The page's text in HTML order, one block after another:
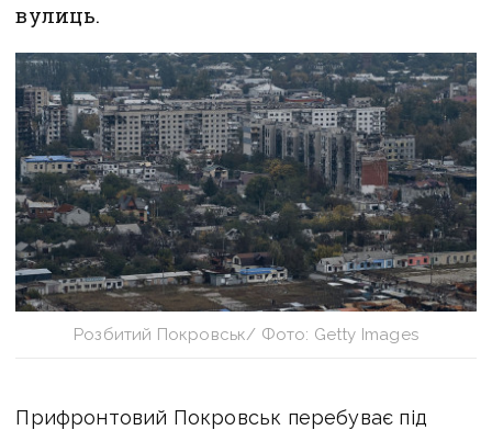
вулиць.
Розбитий Покровськ/ Фото: Getty Images
Прифронтовий Покровськ перебуває під